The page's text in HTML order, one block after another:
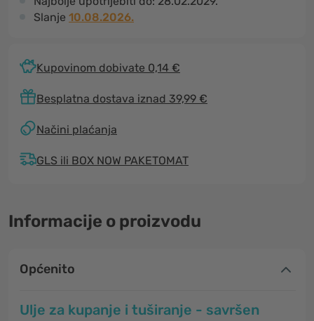
Slanje 10.08.2026.
Kupovinom dobivate 0,14 €
Besplatna dostava iznad 39,99 €
Načini plaćanja
GLS ili BOX NOW PAKETOMAT
Informacije o proizvodu
Općenito
Ulje za kupanje i tuširanje - savršen